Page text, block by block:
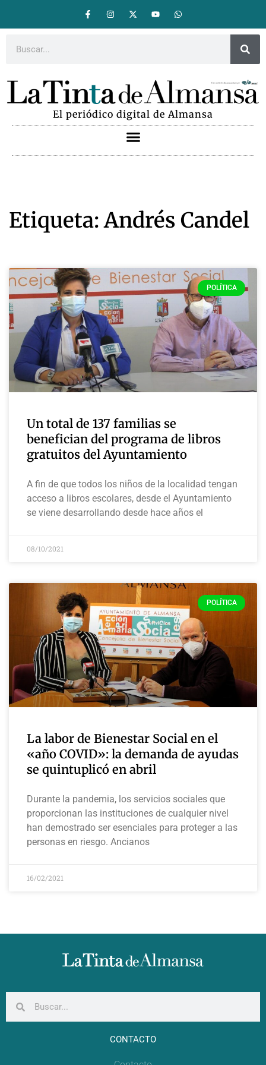
El periódico digital de Almansa
Etiqueta: Andrés Candel
POLÍTICA
Un total de 137 familias se
benefician del programa de libros
gratuitos del Ayuntamiento
A fin de que todos los niños de la localidad tengan
acceso a libros escolares, desde el Ayuntamiento
se viene desarrollando desde hace años el
08/10/2021
POLÍTICA
La labor de Bienestar Social en el
«año COVID»: la demanda de ayudas
se quintuplicó en abril
Durante la pandemia, los servicios sociales que
proporcionan las instituciones de cualquier nivel
han demostrado ser esenciales para proteger a las
personas en riesgo. Ancianos
16/02/2021
CONTACTO